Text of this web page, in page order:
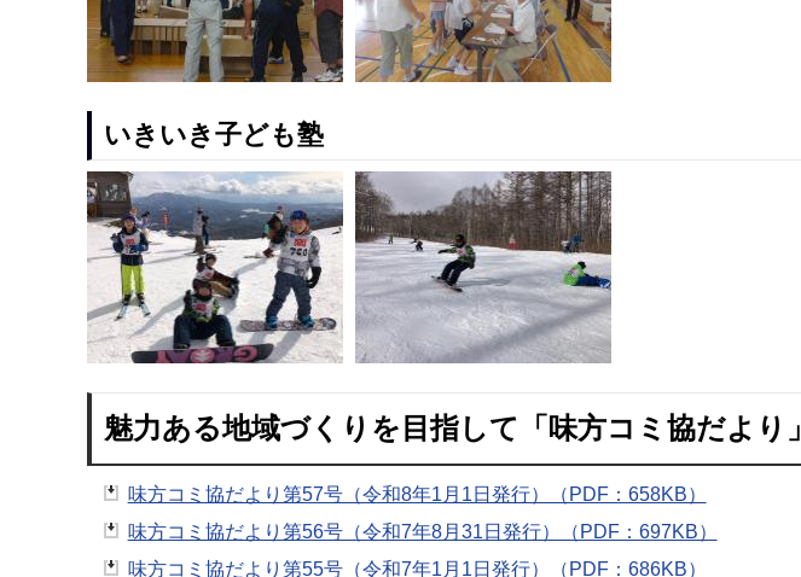
いきいき子ども塾
魅力ある地域づくりを目指して「味方コミ協だより」
味方コミ協だより第57号（令和8年1月1日発行）（PDF：658KB）
味方コミ協だより第56号（令和7年8月31日発行）（PDF：697KB）
味方コミ協だより第55号（令和7年1月1日発行）（PDF：686KB）